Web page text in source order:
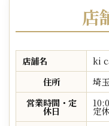
店
店舗名
ki
住所
埼
営業時間・定
休日
定